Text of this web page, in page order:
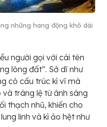
những hang động khô dài
người gọi với cái tên
lòng đất”. Sở dĩ như
có cấu trúc kì vĩ mà
và tráng lệ từ ánh sáng
thạch nhũ, khiến cho
linh và kì ảo hệt như